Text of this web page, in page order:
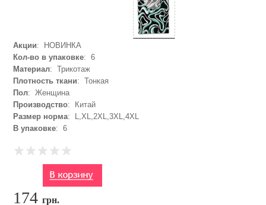
Акции: НОВИНКА
Кол-во в упаковке: 6
Материал: Трикотаж
Плотность ткани: Тонкая
Пол: Женщина
Производство: Китай
Размер норма: L,XL,2XL,3XL,4XL
В упаковке: 6
174грн.